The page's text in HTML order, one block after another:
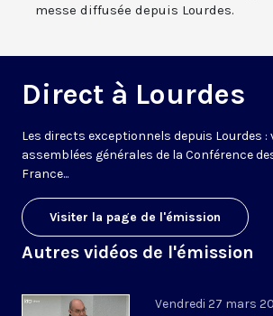
messe diffusée depuis Lourdes.
Direct à Lourdes
Les directs exceptionnels depuis Lourdes :
assemblées générales de la Conférence
France...
Visiter la page de l'émission
Autres vidéos de l'émission
Vendredi 27 mars